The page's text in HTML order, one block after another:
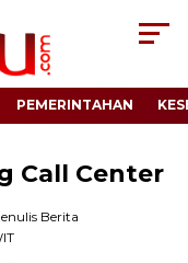
PEMERINTAHAN
Call Center
Berita